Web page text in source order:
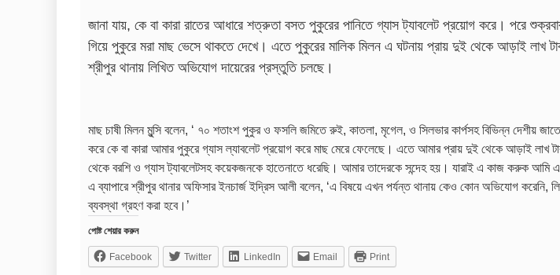
জানা যায়, কে বা কারা রাতের আধারে শত্রুতা বসত পুকুরের পানিতে গ্যাস ট্যাবলেট প্রয়োগ করে। পরে
গিয়ে পুকুরে মরা মাছ ভেসে থাকতে দেখে। এতে পুকুরের মালিক মিলন এ ঘটনায় প্রায় দুই থেকে আড়াই লাখ
শ্রীপুর থানায় লিখিত অভিযোগ দায়েরের প্রস্তুতি চলছে।
মাছ চাষী মিলন মুন্সি বলেন, ‘ ৭০ শতাংশ পুকুর ও ফসলি জমিতে রুই, কাতলা, মৃগেল, ও সিলভার কার্পসহ বিভিন্ন দেশীয়
করে কে বা কারা আমার পুকুরে গ্যাস ল্যাবলেট প্রয়োগ করে মাছ মেরে ফেলেছে। এতে আমার প্রায় দুই থেকে আড়াই
থেকে বরশি ও গ্যাস ট্যাবলেটসহ কয়েকজনকে হাতেনাতে ধরেছি। আমার তাদেরকে সন্দেহ হয়। যারাই এ কাজ করুক আমি এ
এ ব্যাপারে শ্রীপুর থানার অফিসার ইনচার্জ ইদ্রিস আলী বলেন, ‘এ বিষয়ে এখন পর্যন্ত থানায় কেও কোন অভিযোগ
ব্যবস্থা গ্রহণ করা হবে।’
পোষ্ট শেয়ার করুন
Facebook Twitter LinkedIn Email Print